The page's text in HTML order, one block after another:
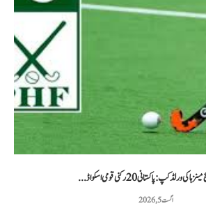
ورلڈ کپ: پاکستانی 20 رکنی قومی اسکواڈ...
اگست 5, 2026